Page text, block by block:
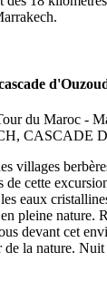
villages
de cette
eaux
pleine nature.
devant cet
la nature. Nuit